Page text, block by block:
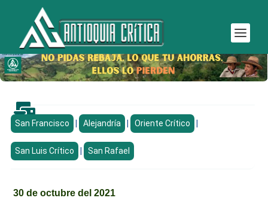

San Francisco Alejandría Oriente Crítico
San Luis Crítico San Rafael
30 de octubre del 2021